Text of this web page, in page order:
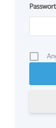
Passwort